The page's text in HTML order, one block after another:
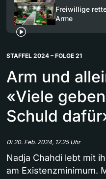
Freiwillige
Arme
STAFFEL 2024 – FOLGE 21
Arm und
«Viele
Schuld
Di 20. Feb. 2024, 17.25 Uhr
Nadja Chahdi lebt mit
am Existenzminimum.